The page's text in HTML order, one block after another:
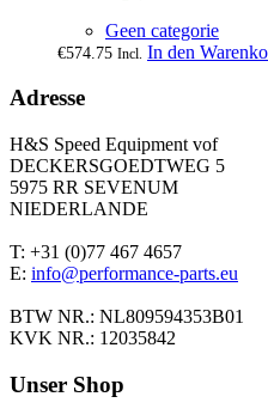
Geen categorie
€574.75 Incl. In den
Adresse
H&S Speed Equipment vof
DECKERSGOEDTWEG 5
5975 RR SEVENUM
NIEDERLANDE
T: +31 (0)77 467 4657
E: info@performance-parts.eu
BTW NR.: NL809594353B01
KVK NR.: 12035842
Unser Shop